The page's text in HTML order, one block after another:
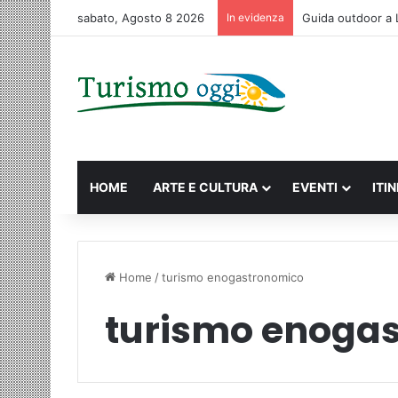
sabato, Agosto 8 2026 In evidenza Macao: la guida
HOME ARTE E CULTURA EVENTI
Home /turismo enogastronomico
turismo